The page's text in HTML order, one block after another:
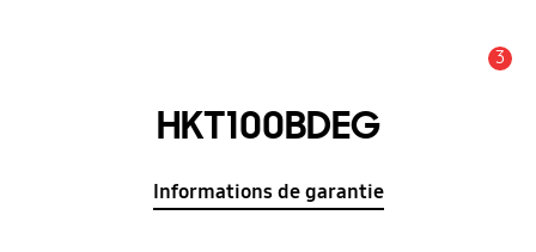
3
HKT100BDEG
Informations de garantie